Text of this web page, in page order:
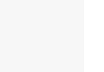
закрепление не